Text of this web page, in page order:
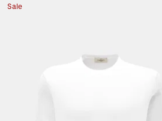
Sale